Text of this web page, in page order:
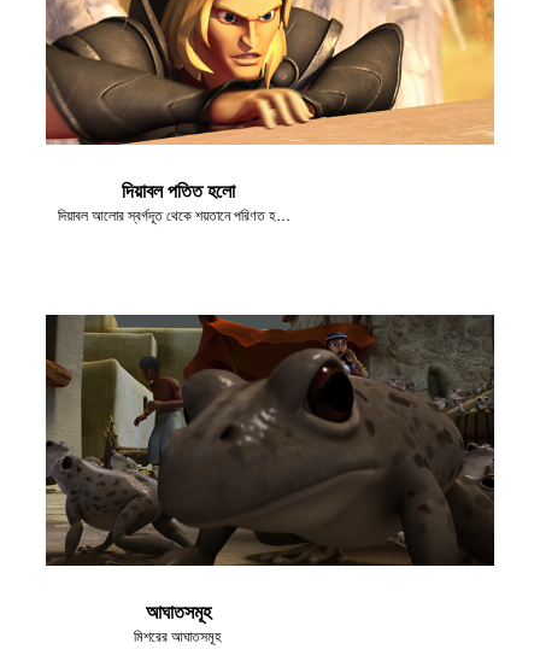
দিয়াবল পতিত হলো
দিয়াবল আলোর স্বর্গদূত থেকে শয়তানে পরিণত হলো।
আঘাতসমূহ
মিশরের আঘাতসমূহ